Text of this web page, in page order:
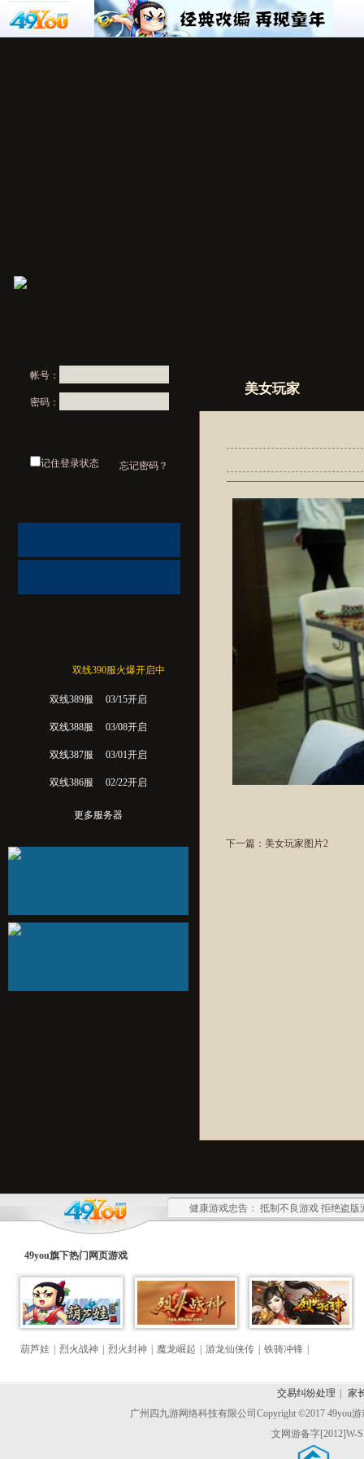
帐号：
密码：
记住登录状态 忘记密码？
双线390服火爆开启中
双线389服 03/15开启
双线388服 03/08开启
双线387服 03/01开启
双线386服 02/22开启
更多服务器
美女玩家
下一篇：美女玩家图片2
健康游戏忠告： 抵制不良游戏 拒绝盗
49you旗下热门 网页游戏
葫芦娃 烈火战神 烈火封神 魔龙崛起 游龙仙侠传 铁骑冲锋
交易纠纷处理
家
广州四九游网络科技有限公司Copyright ©2017 49you
文网游备字[2012]W-